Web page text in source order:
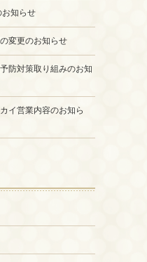
お知らせ
変更のお知らせ
防対策取り組みのお知
イ営業内容のお知ら